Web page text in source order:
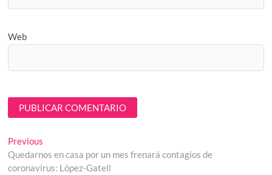
Web
Navegación
de
Previous
post:
Quedarnos en casa por un mes frenará contagios de
coronavirus: López-Gatell